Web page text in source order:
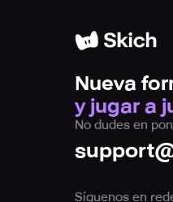
Nueva
y jugar a
No dudes en
Síguenos en